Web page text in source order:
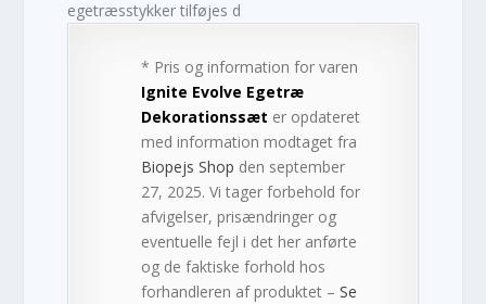
egetræsstykker tilføjes d
* Pris og information for varen
Ignite Evolve Egetræ
Dekorationssæt er opdateret
med information modtaget fra
Biopejs Shop den september
27, 2025. Vi tager forbehold for
afvigelser, prisændringer og
eventuelle fejl i det her anførte
og de faktiske forhold hos
forhandleren af produktet –Se